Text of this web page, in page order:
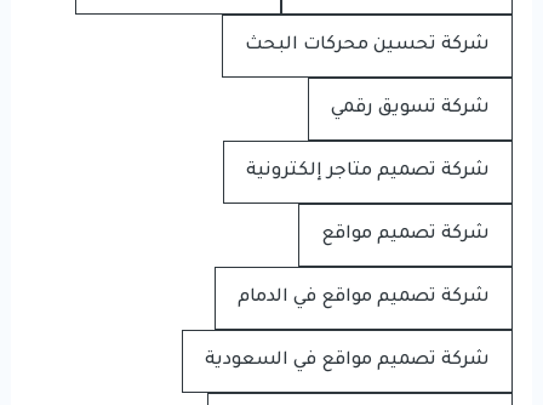
شركة تحسين محركات البحث
شركة تسويق رقمي
شركة تصميم متاجر إلكترونية
شركة تصميم مواقع
شركة تصميم مواقع في الدمام
شركة تصميم مواقع في السعودية